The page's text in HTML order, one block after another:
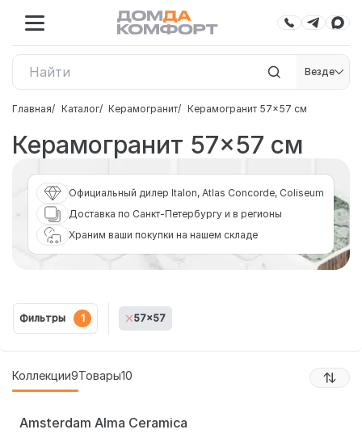
Везде
Главная Каталог Керамогранит Керамогранит 57×57 см
Керамогранит 57×57 см
Официальный дилер Italon, Atlas Concorde, Coliseum
Доставка по Санкт-Петербургу и в регионы
Храним ваши покупки на нашем складе
Фильтры 1 57x57
Коллекции9Товары10
Amsterdam Alma Ceramica